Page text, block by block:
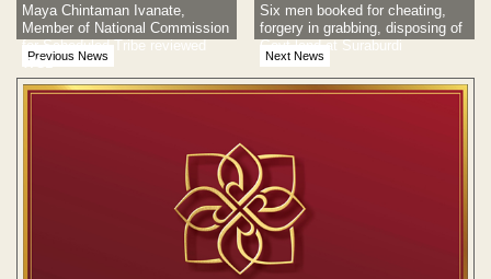
Previous News
Maya Chintaman Ivanate,
Member of National Commission
for Scheduled Tribe reviewed
WCL
Next News
Six men booked for cheating,
forgery in grabbing, disposing of
Govt land at Suraburdi